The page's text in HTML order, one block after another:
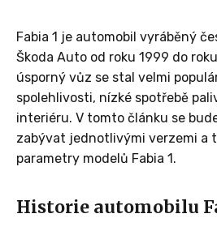
Fabia 1 je automobil vyráběný
Škoda Auto od roku 1999 do
úsporný vůz se stal velmi
spolehlivosti, nízké spotřebě
interiéru. V tomto článku se
zabývat jednotlivými verzemi a
parametry modelů Fabia 1.
Historie automobilu